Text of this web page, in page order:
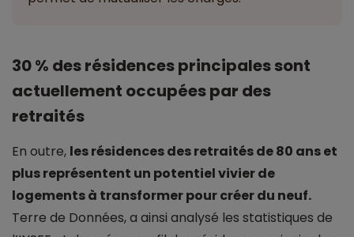
30 % des résidences principales sont
actuellement occupées par des
retraités
En outre, les résidences des retraités de 80 ans et
plus représentent un potentiel vivier de
logements à transformer pour créer du neuf.
Terre de Données, a ainsi analysé les statistiques de